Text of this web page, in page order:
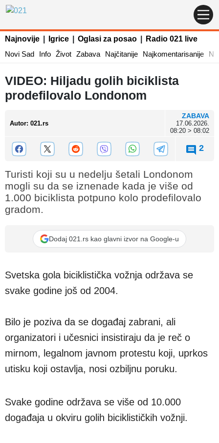
Najnovije Igrice Oglasi za posao
Radio 021 live
Novi Sad
Info Život Zabava Najčitanije Najkomentarisanije
VIDEO: Hiljadu golih biciklista
prodefilovalo Londonom
Autor: 021.rs
ZABAVA
17.06.2026.
08:20 > 08:02
2
Turisti koji su u nedelju šetali Londonom
mogli su da se iznenade kada je više od
1.000 biciklista potpuno kolo prodefilovalo
gradom.
Dodaj 021.rs kao glavni izvor na Google-u
Svetska gola biciklistička vožnja održava se
svake godine još od 2004.
Bilo je poziva da se događaj zabrani, ali
organizatori i učesnici insistiraju da je reč o
mirnom, legalnom javnom protestu koji, uprkos
utisku koji ostavlja, nosi ozbiljnu poruku.
Svake godine održava se više od 10.000
događaja u okviru golih biciklističkih vožnji.